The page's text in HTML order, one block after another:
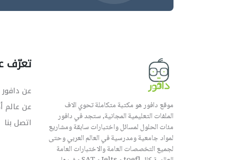
موقع دافور هو مكتبة متكاملة تحوي الاف
الملفات التعليمية المجانية, ستجد في دافور
مئات الحلول لمسائل واختبارات سابقة ومشاريع
لمواد جامعية ومدرسية في العالم العربي وحتى
لجميع التخصصات العامة والاختبارات العامة
تعرّف
عن دافور
عن
اتصل بنا